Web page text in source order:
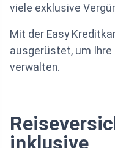
viele exklusive
Mit der Easy
ausgerüstet, um Ihre
verwalten.
inklusive